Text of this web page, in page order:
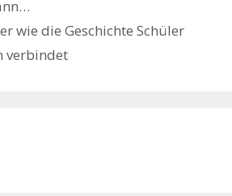
wie die Geschichte Schüler
verbindet